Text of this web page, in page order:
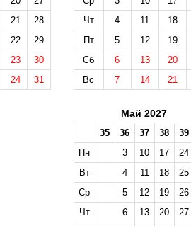
21
28
22
29
23
30
24 31
Чт
4 11
18
Пт
5 12
19
Сб
6 13
20
Вс
7 14 21
Май 2027
35 36 37 38
39
Пн
3 10 17
24
Вт
4 11 18
25
Ср
5 12 19
26
Чт
6 13 20
27